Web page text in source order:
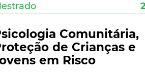
Comunitária,
de Crianças e
em Risco